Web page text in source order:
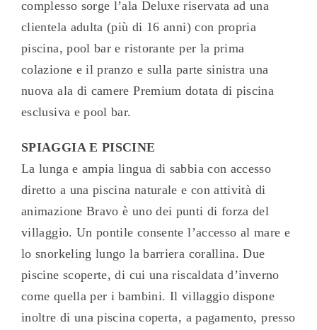
complesso sorge l’ala Deluxe riservata ad una
clientela adulta (più di 16 anni) con propria
piscina, pool bar e ristorante per la prima
colazione e il pranzo e sulla parte sinistra una
nuova ala di camere Premium dotata di piscina
esclusiva e pool bar.
SPIAGGIA E PISCINE
La lunga e ampia lingua di sabbia con accesso
diretto a una piscina naturale e con attività di
animazione Bravo è uno dei punti di forza del
villaggio. Un pontile consente l’accesso al mare e
lo snorkeling lungo la barriera corallina. Due
piscine scoperte, di cui una riscaldata d’inverno
come quella per i bambini. Il villaggio dispone
inoltre di una piscina coperta, a pagamento, presso